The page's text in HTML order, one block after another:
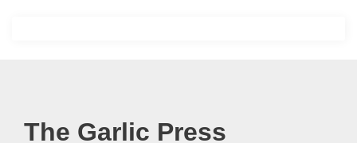
The Garlic Press